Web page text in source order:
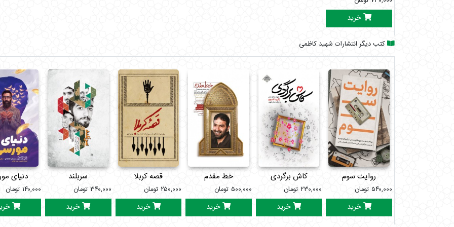
خرید
کتب دیگر انتشارات شهید کاظمی
روایت سوم
۵۴۰,۰۰۰ تومان
خرید
کاش برگردی
۲۳۰,۰۰۰ تومان
خرید
خط مقدم
۵۰۰,۰۰۰ تومان
خرید
قصه کربلا
۲۵۰,۰۰۰ تومان
خرید
سربلند
۳۴۰,۰۰۰ تومان
خرید
دنیای
۱۴۰,۰۰۰ تومان